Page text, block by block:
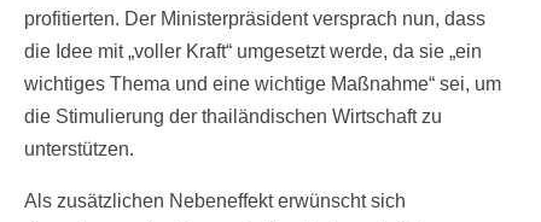
profitierten. Der Ministerpräsident versprach nun, dass
die Idee mit „voller Kraft“ umgesetzt werde, da sie „ein
wichtiges Thema und eine wichtige Maßnahme“ sei, um
die Stimulierung der thailändischen Wirtschaft zu
unterstützen.
Als zusätzlichen Nebeneffekt erwünscht sich